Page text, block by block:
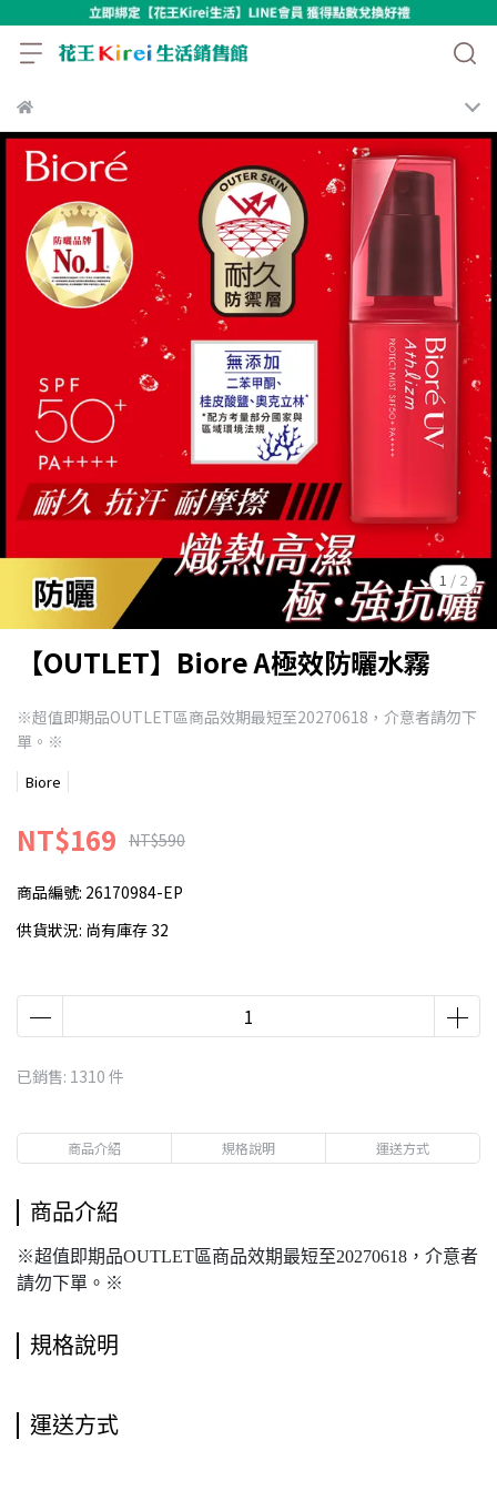
1 / 2
【OUTLET】Biore A極效防曬水霧
※超值即期品OUTLET區商品效期最短至20270618，介意者請勿下
單。※
Biore
NT$169 NT$590
商品編號: 26170984-EP
供貨狀況: 尚有庫存 32
已銷售: 1310 件
商品介紹 規格說明 運送方式
商品介紹
※超值即期品OUTLET區商品效期最短至20270618，介意者
請勿下單。※
規格說明
運送方式